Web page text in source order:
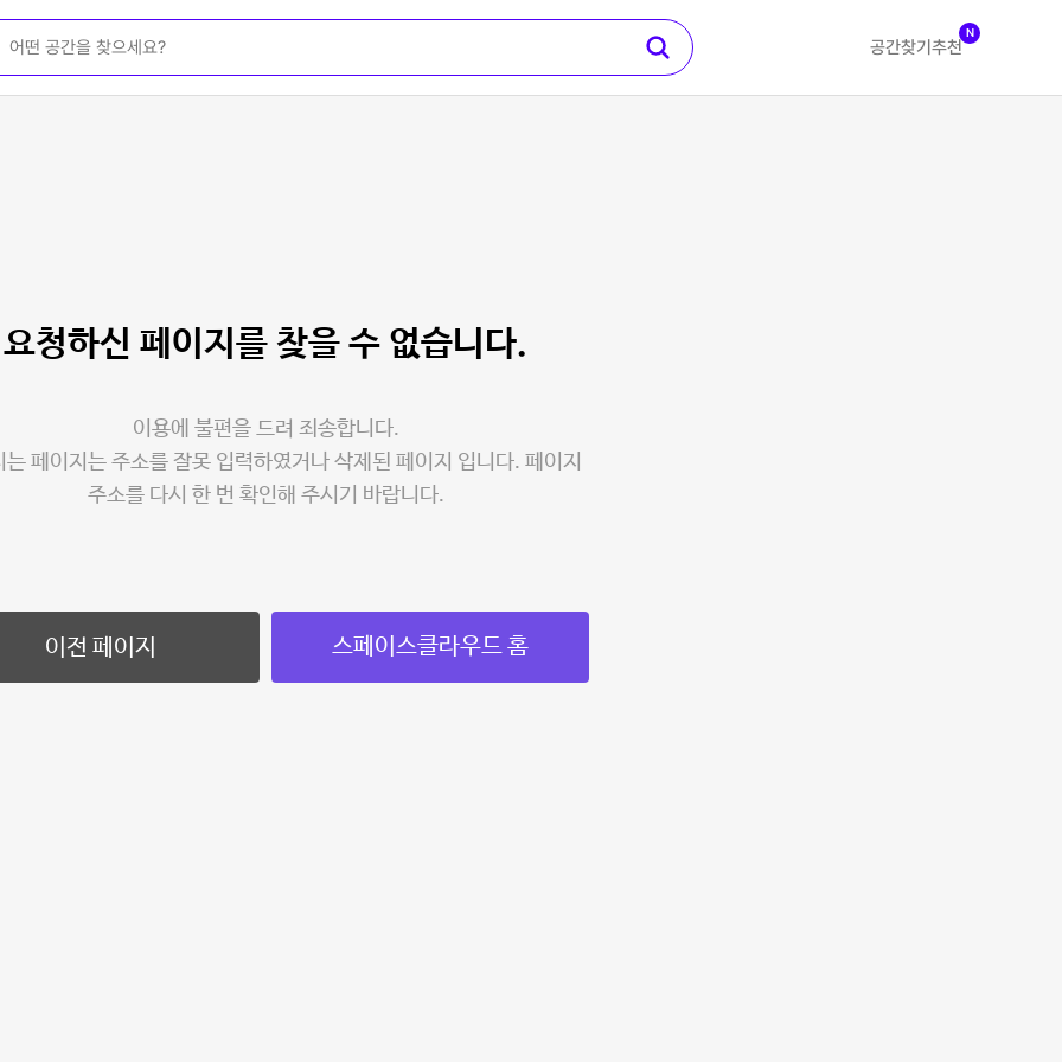
공간찾기 추천
N
요청하신 페이지를 찾을 수 없습니다.
이용에 불편을 드려 죄송합니다.
는 페이지는 주소를 잘못 입력하였거나 삭제된 페이지 입니다. 페이지
주소를 다시 한 번 확인해 주시기 바랍니다.
이전 페이지 스페이스클라우드 홈